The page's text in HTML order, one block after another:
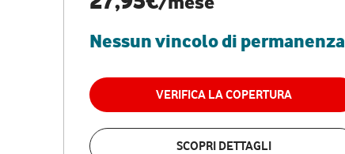
Nessun vincolo di permanenza
VERIFICA LA COPERTURA
SCOPRI DETTAGLI